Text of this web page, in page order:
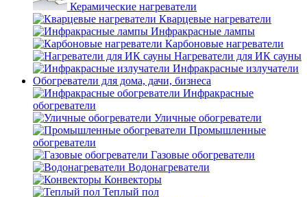
Керамические нагреватели
Кварцевые нагреватели
Инфракрасные лампы
Карбоновые нагреватели
Нагреватели для ИК сауны
Инфракрасные излучатели
Обогреватели для дома, дачи, бизнеса
Инфракрасные
обогреватели
Уличные обогреватели
Промышленные
обогреватели
Газовые обогреватели
Водонагреватели
Конвекторы
Теплый пол